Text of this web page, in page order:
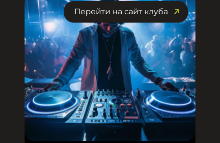
Перейти на сайт клуба